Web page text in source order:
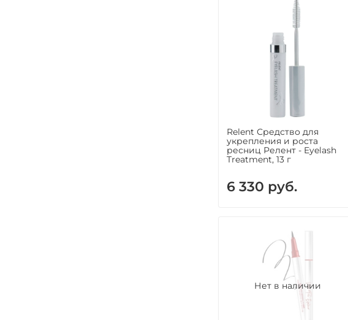
Relent Средство для
укрепления и роста
ресниц Релент - Eyelash
Treatment, 13 г
6 330 руб.
Нет в наличии